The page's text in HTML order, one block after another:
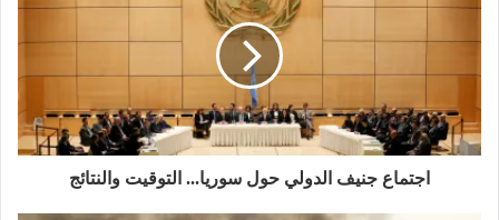
ب
و
ك
ر
د
إ
ن
ر
ا
اجتماع جنيف الدولي حول سوريا... التوقيت والنتائج